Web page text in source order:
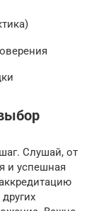
Слушай, от
и успешная